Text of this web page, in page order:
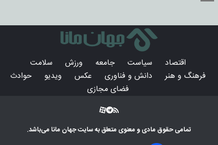
اقتصاد سیاست جامعه ورزش
سلامت
فرهنگ و هنر
دانش و فناوری عکس ویدیو
حوادث
فضای مجازی
تمامی حقوق مادی و معنوی متعلق به سایتجهان مانامی‌باشد.